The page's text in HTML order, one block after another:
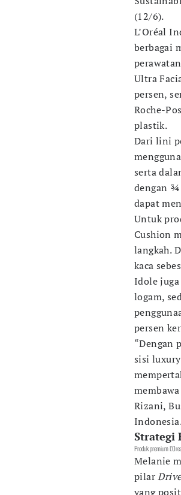
(12/6).
L’Oréal
berbagai
Ultra
persen,
Roche-
plastik.
Dari lini
serta
dengan ¾
dapat
Untuk
Cushion
langkah.
kaca
Idole juga
logam,
persen
“Dengan
sisi
Rizani,
Strategi
Produk premium
Melanie
pilar
yang